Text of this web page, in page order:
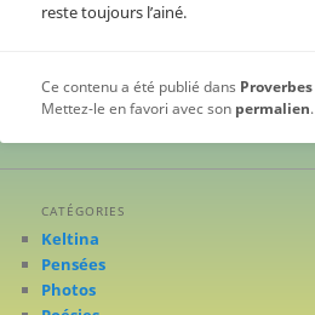
reste toujours l’ainé.
Ce contenu a été publié dans Proverbes
Mettez-le en favori avec son permalien.
CATÉGORIES
Keltina
Pensées
Photos